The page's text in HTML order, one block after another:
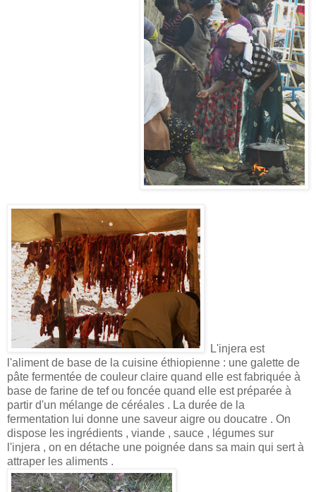
L'injera est
l'aliment de base de la cuisine éthiopienne : une galette de
pâte fermentée de couleur claire quand elle est fabriquée à
base de farine de tef ou foncée quand elle est préparée à
partir d'un mélange de céréales . La durée de la
fermentation lui donne une saveur aigre ou doucatre . On
dispose les ingrédients , viande , sauce , légumes sur
l'injera , on en détache une poignée dans sa main qui sert à
attraper les aliments .